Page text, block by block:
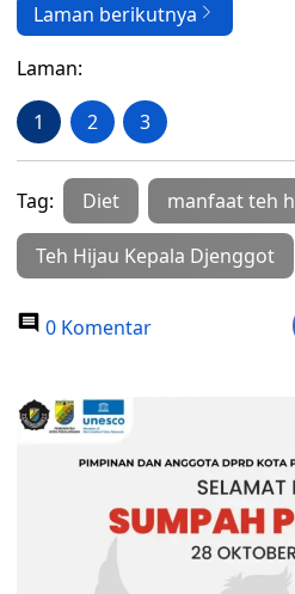
Laman berikutnya
Laman:
1 2 3
Tag: Diet manfaat teh
Teh Hijau Kepala Djenggot
0 Komentar